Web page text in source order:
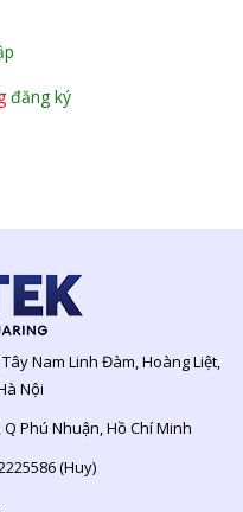
đăng ký
Nam Linh Đàm, Hoàng Liệt,
Nội
Phú Nhuận, Hồ Chí Minh
(Huy)